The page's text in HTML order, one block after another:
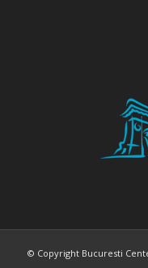
© Copyright Bucuresti